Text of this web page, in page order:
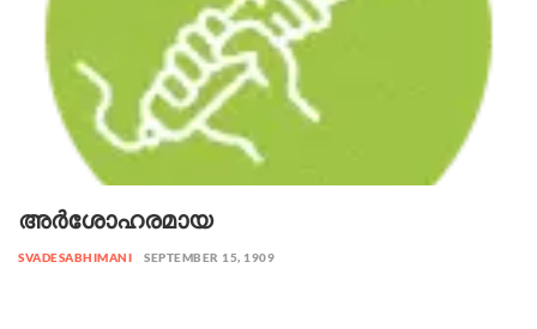
അർശോഹരമായ
SVADESABHIMANI SEPTEMBER 15, 1909